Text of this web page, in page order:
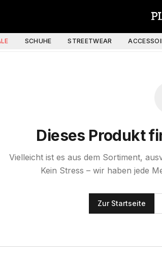
SCHUHE STREETWEAR
Dieses Produkt
Vielleicht ist es aus dem Sortiment,
Kein Stress – wir haben jede
Zur Startseite